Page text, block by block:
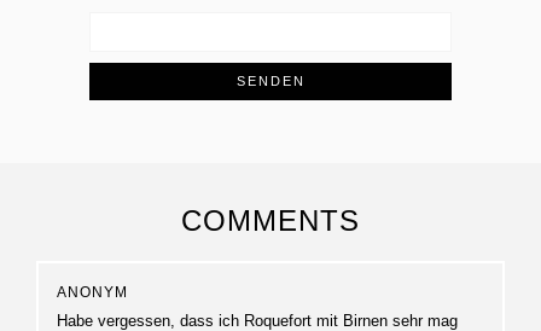
COMMENTS
ANONYM
Habe vergessen, dass ich Roquefort mit Birnen sehr mag